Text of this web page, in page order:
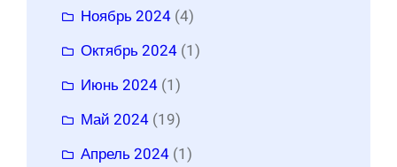
Ноябрь 2024 (4)
Октябрь 2024 (1)
Июнь 2024 (1)
Май 2024 (19)
Апрель 2024 (1)